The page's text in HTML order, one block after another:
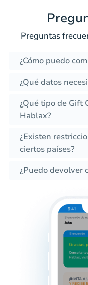
Preguntas
¿Cómo puedo
¿Qué datos
¿Qué tipo de Gift
Hablax?
¿Existen
ciertos países?
¿Puedo devolver